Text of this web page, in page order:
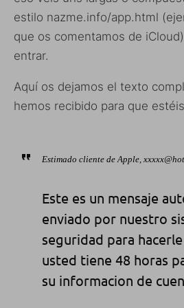
estilo nazme.info/app.html
que os comentamos de
entrar.
Aquí os dejamos el texto
hemos recibido para que
Estimado cliente de Apple,
Este es un mensaje
enviado por nuestro
seguridad para
usted tiene 48 horas
su informacion de